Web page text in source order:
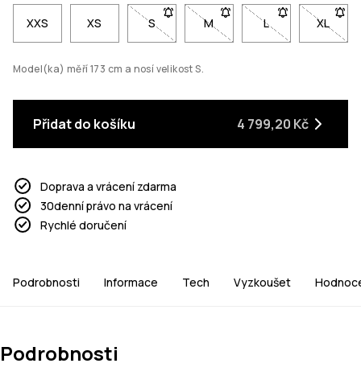
XXS XS S- Velikost S není dostupná. Klikni pro
M- Velikost M není dostupná.
L- Velikost L není
XL
-
Model(ka) měří 173 cm a nosí velikost S.
Přidat do košíku 4 799,20 Kč
Doprava a vrácení zdarma
30denní právo na vrácení
Rychlé doručení
Podrobnosti Informace Tech Vyzkoušet
Podrobnosti